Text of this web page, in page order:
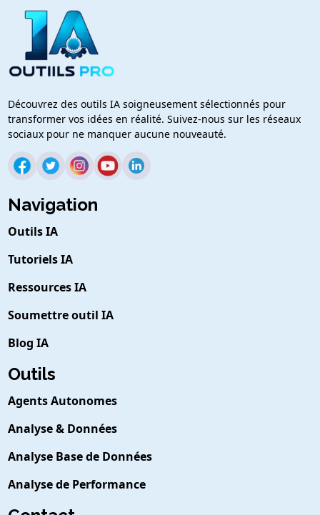
Découvrez des outils IA soigneusement sélectionnés pour
transformer vos idées en réalité. Suivez-nous sur les réseaux
sociaux pour ne manquer aucune nouveauté.
Navigation
Outils IA
Tutoriels IA
Ressources IA
Soumettre outil IA
Blog IA
Outils
Agents Autonomes
Analyse & Données
Analyse Base de Données
Analyse de Performance